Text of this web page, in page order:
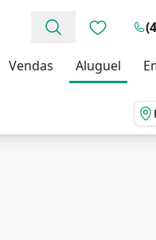
Favoritos
Vendas Aluguel